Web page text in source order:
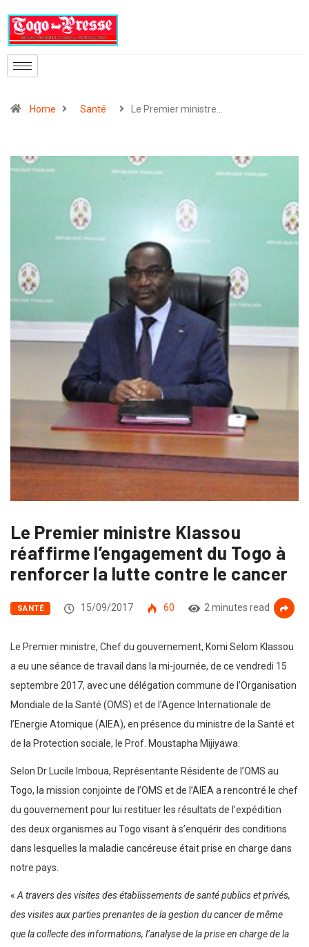
Home Santé Le Premier ministre…
Le Premier ministre Klassou
réaffirme l’engagement du Togo à
renforcer la lutte contre le cancer
SANTÉ 15/09/2017 60 2 minutes read
Le Premier ministre, Chef du gouvernement, Komi Selom Klassou
a eu une séance de travail dans la mi-journée, de ce vendredi 15
septembre 2017, avec une délégation commune de l’Organisation
Mondiale de la Santé (OMS) et de l’Agence Internationale de
l’Energie Atomique (AIEA), en présence du ministre de la Santé et
de la Protection sociale, le Prof. Moustapha Mijiyawa.
Selon Dr Lucile Imboua, Représentante Résidente de l’OMS au
Togo, la mission conjointe de l’OMS et de l’AIEA a rencontré le chef
du gouvernement pour lui restituer les résultats de l’expédition
des deux organismes au Togo visant à s’enquérir des conditions
dans lesquelles la maladie cancéreuse était prise en charge dans
notre pays.
«A travers des visites des établissements de santé publics et privés,
des visites aux parties prenantes de la gestion du cancer de même
que la collecte des informations, l’analyse de la prise en charge de la